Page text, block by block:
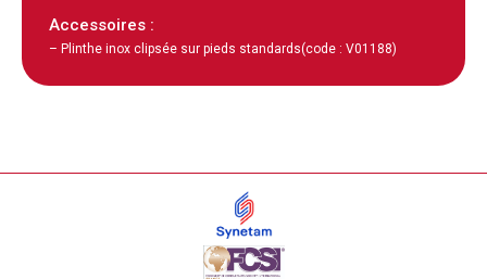
Accessoires :
– Plinthe inox clipsée sur pieds standards(code : V01188)